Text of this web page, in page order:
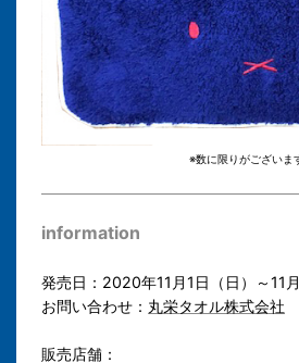
※数に限りがございま
information
発売日：2020年11月1日（日）～11
お問い合わせ： 丸栄タオル株式会社
販売店舗：